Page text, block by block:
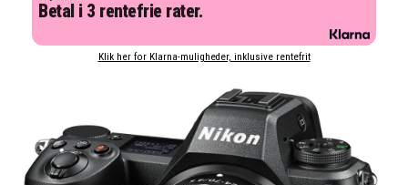
Betal i 3 rentefrie rater.
Klik her for Klarna-muligheder, inklusive rentefrit